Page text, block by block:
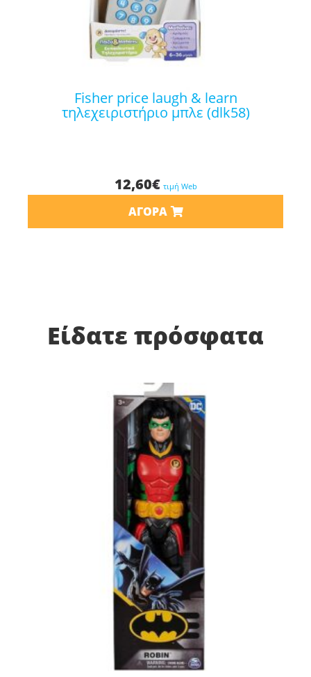
fisher price laugh & learn
τηλεχειριστήριο μπλε (dlk58)
12,60€ τιμή Web
ΑΓΟΡΆ
Είδατε πρόσφατα